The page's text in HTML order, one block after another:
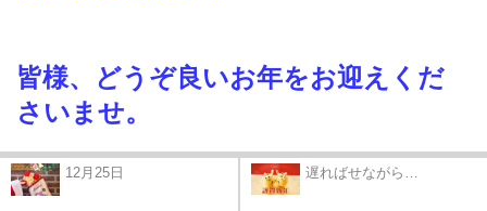
皆様、どうぞ良いお年をお迎えくだ
さいませ。
12月25日 遅ればせながら…